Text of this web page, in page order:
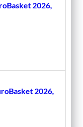
2026,
2026,